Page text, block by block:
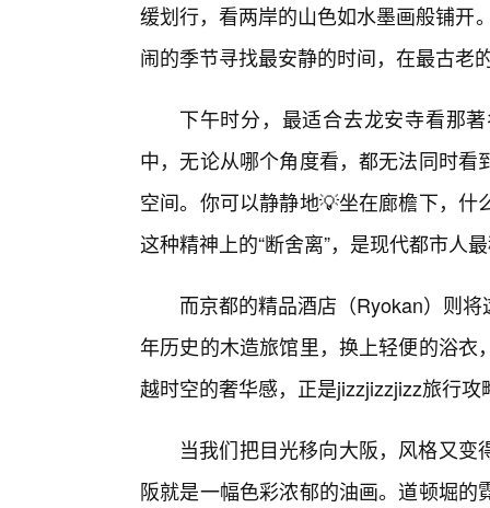
缓划行，看两岸的山色如水墨画般铺
闹的季节寻找最安静的时间，在最古老
下午时分，最适合去龙安寺看那
中，无论从哪个角度看，都无法同时
空间。你可以静静地💡坐在廊檐下，
这种精神上的“断舍离”，是现代都市人
而京都的精品酒店（Ryokan）则
年历史的木造旅馆里，换上轻便的浴
越时空的奢华感，正是jizzjizzjizz旅行
当我们把目光移向大阪，风格又
阪就是一幅色彩浓郁的油画。道顿堀